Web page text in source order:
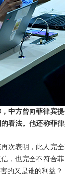
中方曾向菲律宾
看法。他还称菲
次表明，此人完
，也完全不符合
的又是谁的利益？